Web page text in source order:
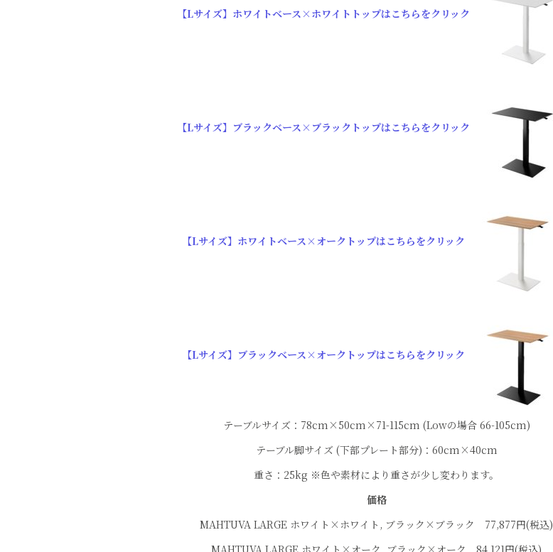
【Lサイズ】ホワイトベース×ホワイトトップはこちらをクリック
【Lサイズ】ブラックベース×ブラックトップはこちらをクリック
【Lサイズ】ホワイトベース×オークトップはこちらをクリック
【Lサイズ】ブラックベース×オークトップはこちらをクリック
テーブルサイズ：78cm×50cm×71-115cm (Lowの場合 66-105cm)
テーブル脚サイズ (下部プレート部分)：60cm×40cm
重さ：25kg ※色や素材により重さが少し変わります。
価格
MAHTUVA LARGE ホワイト×ホワイト, ブラック×ブラック 77,877円(税込)
MAHTUVA LARGE ホワイト×オーク, ブラック×オーク 84,121円(税込)